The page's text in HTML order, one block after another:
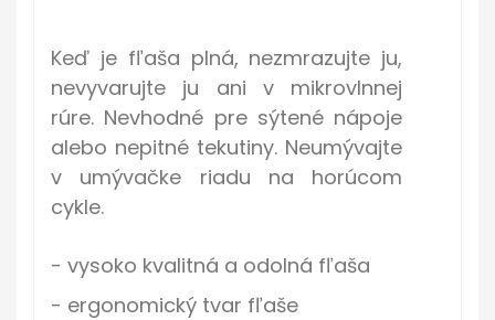
Keď je fľaša plná, nezmrazujte ju,
nevyvarujte ju ani v mikrovlnnej
rúre. Nevhodné pre sýtené nápoje
alebo nepitné tekutiny. Neumývajte
v umývačke riadu na horúcom
cykle.
- vysoko kvalitná a odolná fľaša
- ergonomický tvar fľaše